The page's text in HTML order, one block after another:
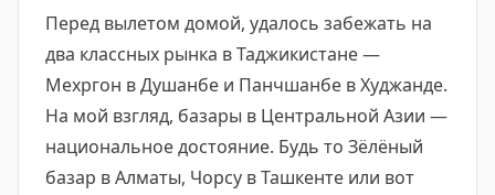
Перед вылетом домой, удалось забежать на
два классных рынка в Таджикистане —
Мехргон в Душанбе и Панчшанбе в Худжанде.
На мой взгляд, базары в Центральной Азии —
национальное достояние. Будь то Зёлёный
базар в Алматы, Чорсу в Ташкенте или вот